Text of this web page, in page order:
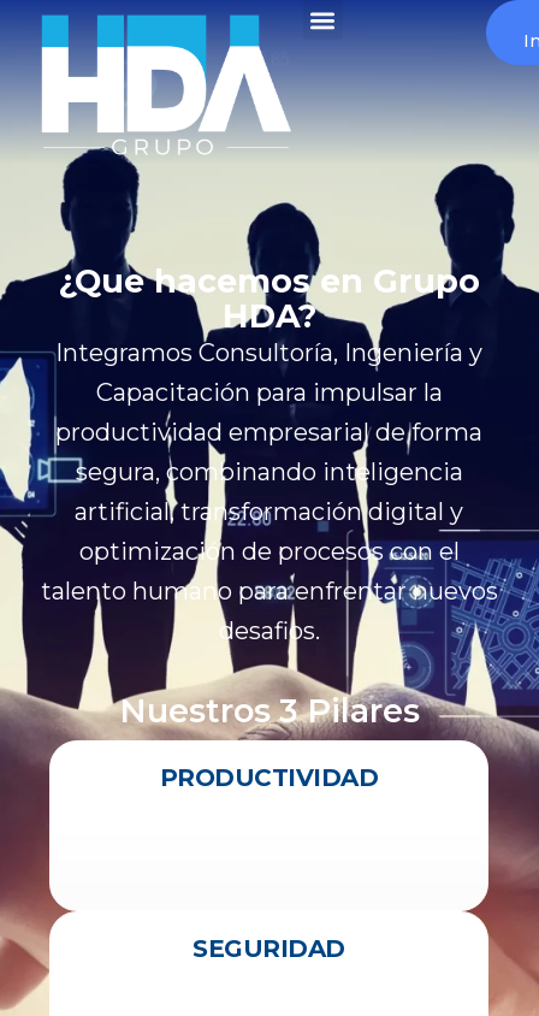
contenido
Menu
¿Que hacemos en Grupo
HDA?
Integramos Consultoría, Ingeniería y
Capacitación para impulsar la
productividad empresarial de forma
segura, combinando inteligencia
artificial, transformación digital y
optimización de procesos con el
talento humano para enfrentar nuevos
desafios.
Nuestros 3 Pilares
PRODUCTIVIDAD
SEGURIDAD